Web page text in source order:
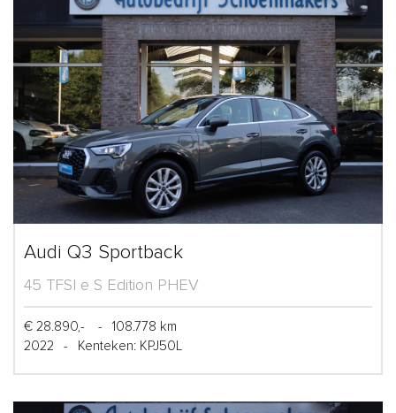
Audi Q3 Sportback
45 TFSI e S Edition PHEV
€ 28.890,- -
108.778 km
2022
- Kenteken: KPJ50L